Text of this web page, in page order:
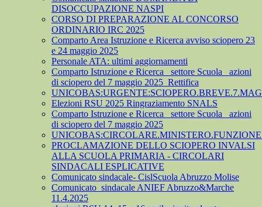
DISOCCUPAZIONE NASPI
CORSO DI PREPARAZIONE AL CONCORSO
ORDINARIO IRC 2025
Comparto Area Istruzione e Ricerca avviso sciopero 23
e 24 maggio 2025
Personale ATA: ultimi aggiornamenti
Comparto Istruzione e Ricerca_ settore Scuola_ azioni
di sciopero del 7 maggio 2025_Rettifica
Elezioni RSU 2025 Ringraziamento SNALS
Comparto Istruzione e Ricerca_ settore Scuola_ azioni
di sciopero del 7 maggio 2025
PROCLAMAZIONE DELLO SCIOPERO INVALSI
ALLA SCUOLA PRIMARIA - CIRCOLARI
SINDACALI ESPLICATIVE
Comunicato sindacale- CislScuola Abruzzo Molise
Comunicato_sindacale ANIEF Abruzzo&Marche
11.4.2025